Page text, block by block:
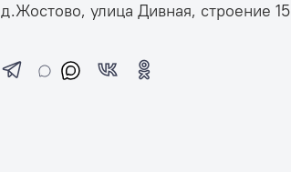
д.Жостово, улица Дивная, строение 15